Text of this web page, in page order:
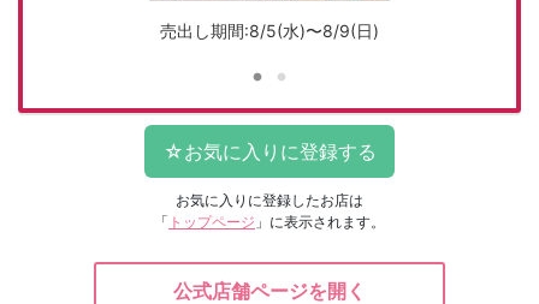
売出し期間:8/5(水)〜8/9(日)
お気に入りに登録したお店は
「 トップページ 」に表示されます。
公式店舗ページを開く